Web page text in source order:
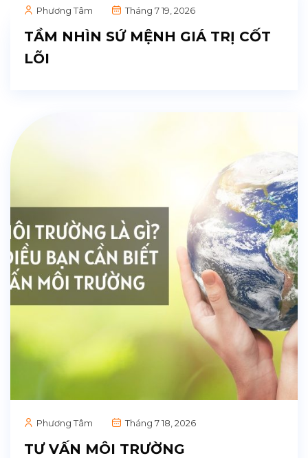
Phương Tâm Tháng 7 19, 2026
TẦM NHÌN SỨ MỆNH GIÁ TRỊ CỐT
LÕI
Phương Tâm Tháng 7 18, 2026
TƯ VẤN MÔI TRƯỜNG